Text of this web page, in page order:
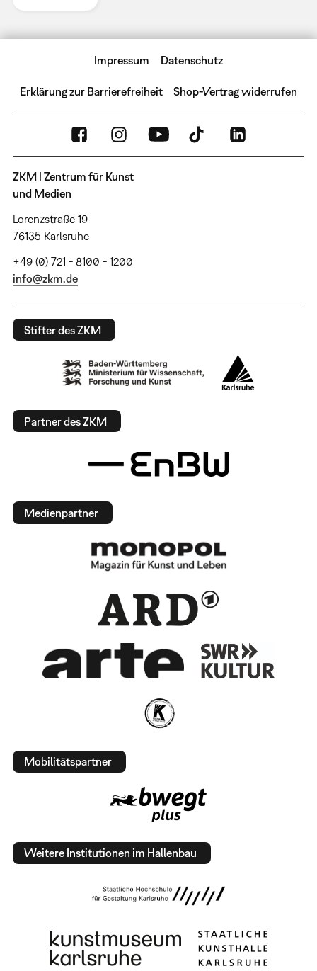
Impressum Datenschutz
Erklärung zur Barrierefreiheit Shop-Vertrag widerrufen
ZKM | Zentrum für Kunst
und Medien
Lorenzstraße 19
76135 Karlsruhe
+49 (0) 721 - 8100 - 1200
info@zkm.de
Stifter des ZKM
Partner des ZKM
Medienpartner
Mobilitätspartner
Weitere Institutionen im Hallenbau